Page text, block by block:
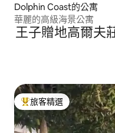
Dolphin Coast的公寓
華麗的高級海景公寓
王子贈地高爾夫
旅客精選榜首
旅客精選